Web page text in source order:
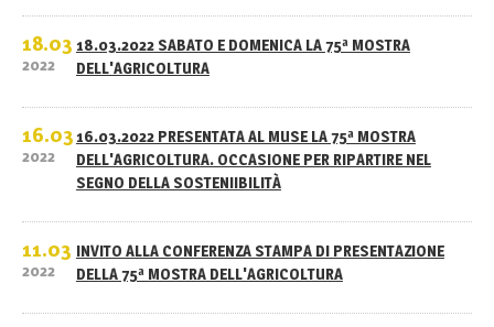
18.03
2022
18.03.2022 SABATO E DOMENICA LA 75ª MOSTRA
DELL'AGRICOLTURA
16.03
2022
16.03.2022 PRESENTATA AL MUSE LA 75ª MOSTRA
DELL'AGRICOLTURA. OCCASIONE PER RIPARTIRE NEL
SEGNO DELLA SOSTENIIBILITÀ
11.03
2022
INVITO ALLA CONFERENZA STAMPA DI PRESENTAZIONE
DELLA 75ª MOSTRA DELL'AGRICOLTURA